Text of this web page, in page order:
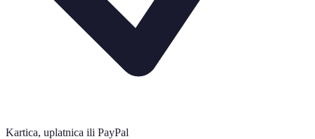
Kartica, uplatnica ili PayPal